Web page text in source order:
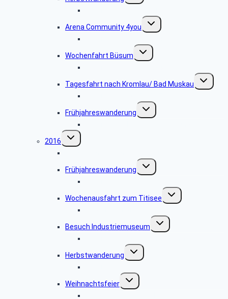
Arena Community 4you
Untermenü
umschalten
Wochenfahrt Büsum
Untermenü
umschalten
Tagesfahrt nach Kromlau/ Bad Muskau
Untermenü
Frühjahreswanderung
Untermenü
umschalten
2016
Untermenü
umschalten
Frühjahreswanderung
Untermenü
umschalten
Wochenausfahrt zum Titisee
Untermenü
umschalten
Besuch Industriemuseum
Untermenü
umschalten
Herbstwanderung
Untermenü
umschalten
Weihnachtsfeier
Untermenü
umschalten